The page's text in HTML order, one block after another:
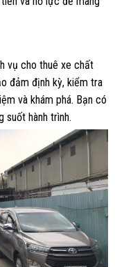
vụ cho thuê xe chất
đảm định kỳ, kiểm tra
và khám phá. Bạn có
suốt hành trình.